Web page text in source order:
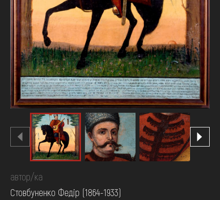
автор/ка
Стовбуненко Федір (1864-1933)